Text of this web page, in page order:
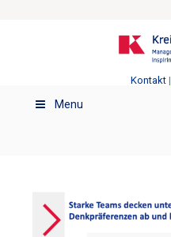
Kontakt|
Menu